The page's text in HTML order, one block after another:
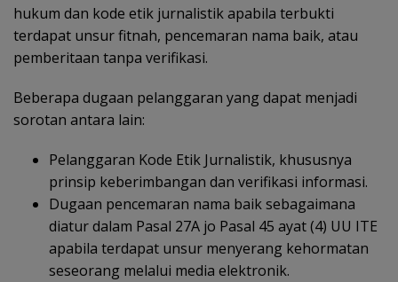
hukum dan kode etik jurnalistik apabila terbukti
terdapat unsur fitnah, pencemaran nama baik, atau
pemberitaan tanpa verifikasi.
Beberapa dugaan pelanggaran yang dapat menjadi
sorotan antara lain:
Pelanggaran Kode Etik Jurnalistik, khususnya
prinsip keberimbangan dan verifikasi informasi.
Dugaan pencemaran nama baik sebagaimana
diatur dalam Pasal 27A jo Pasal 45 ayat (4) UU ITE
apabila terdapat unsur menyerang kehormatan
seseorang melalui media elektronik.